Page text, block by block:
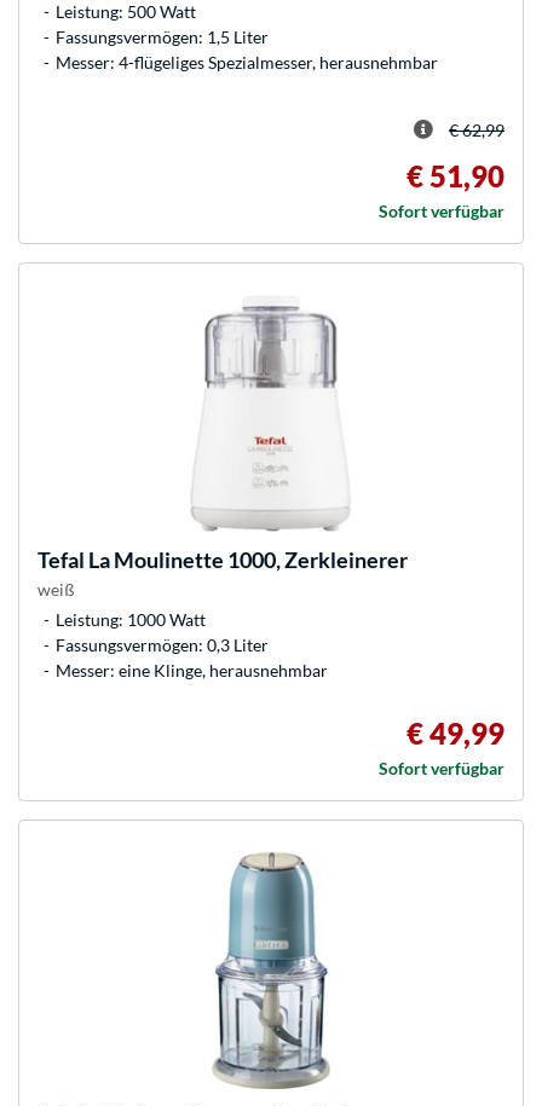
Leistung: 500 Watt
Fassungsvermögen: 1,5 Liter
Messer: 4-flügeliges Spezialmesser, herausnehmbar
€ 62,99
€ 51,90
Sofort verfügbar
Tefal La Moulinette 1000, Zerkleinerer
weiß
Leistung: 1000 Watt
Fassungsvermögen: 0,3 Liter
Messer: eine Klinge, herausnehmbar
€ 49,99
Sofort verfügbar